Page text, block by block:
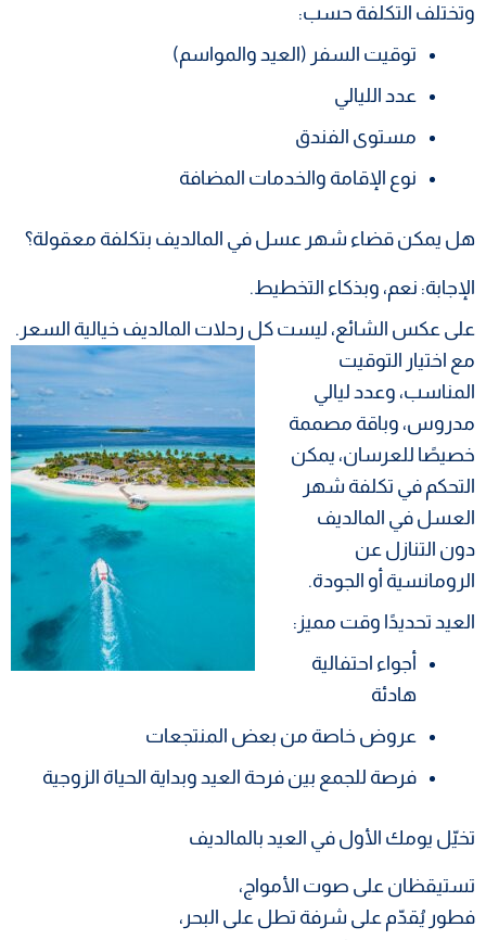
وتختلف التكلفة حسب:
توقيت السفر (العيد والمواسم)
عدد الليالي
مستوى الفندق
نوع الإقامة والخدمات المضافة
هل يمكن قضاء شهر عسل في المالديف بتكلفة معقولة؟
الإجابة: نعم، وبذكاء التخطيط.
على عكس الشائع، ليست كل رحلات المالديف خيالية السعر.
مع اختيار التوقيت
المناسب، وعدد ليالي
مدروس، وباقة مصممة
خصيصًا للعرسان، يمكن
التحكم في تكلفة شهر
العسل في المالديف
دون التنازل عن
الرومانسية أو الجودة.
العيد تحديدًا وقت مميز:
أجواء احتفالية
هادئة
عروض خاصة من بعض المنتجعات
فرصة للجمع بين فرحة العيد وبداية الحياة الزوجية
تخيّل يومك الأول في العيد بالمالديف
تستيقظان على صوت الأمواج،
فطور يُقدّم على شرفة تطل على البحر،